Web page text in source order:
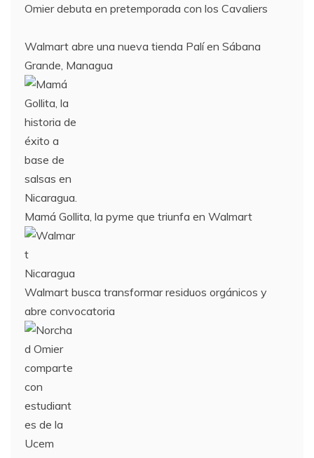
Omier debuta en pretemporada con los Cavaliers
Walmart abre una nueva tienda Palí en Sábana
Grande, Managua
Mamá Gollita, la pyme que triunfa en Walmart
Walmart busca transformar residuos orgánicos y
abre convocatoria